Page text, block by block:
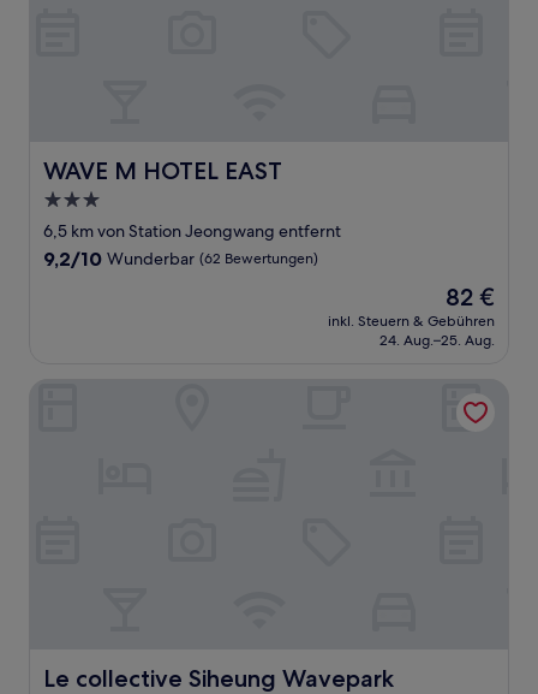
WAVE M HOTEL EAST
WAVE M HOTEL EAST
3.0-
Sterne-
Unterkunft
6,5 km von Station Jeongwang entfernt
9.2
9,2/10 Wunderbar (62 Bewertungen)
Der
Preis
beträgt
82 €
inkl. Steuern & Gebühren
24. Aug.–25. Aug.
Le collective Siheung Wavepark
Le collective Siheung Wavepark